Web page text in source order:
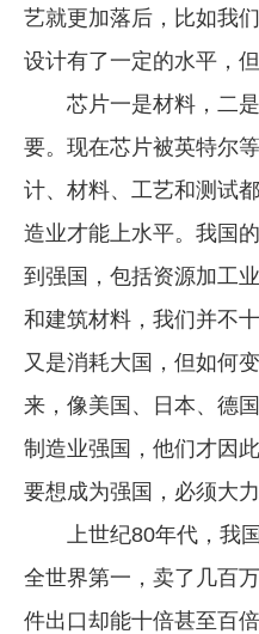
艺就更加落后，比如我
设计有了一定的水平，
芯片一是材料，二是
要。现在芯片被英特尔
计、材料、工艺和测试
造业才能上水平。我国
到强国，包括资源加工
和建筑材料，我们并不
又是消耗大国，但如何
来，像美国、日本、德
制造业强国，他们才因
要想成为强国，必须大
上世纪80年代，我国
全世界第一，卖了几百
件出口却能十倍甚至百